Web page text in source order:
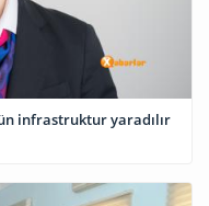
infrastruktur yaradılır